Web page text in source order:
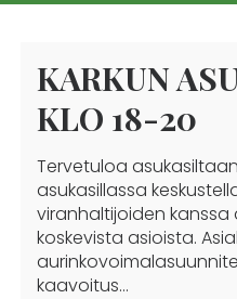
KARKUN
KLO 18-20
Tervetuloa
asukasillassa
viranhaltijoiden kanssa
koskevista asioista.
kaavoitus…